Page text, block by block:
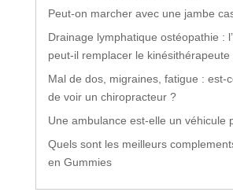
Peut-on marcher avec une jambe
Drainage lymphatique ostéopathie :
peut-il remplacer le kinésithérapeute
Mal de dos, migraines, fatigue : est-
de voir un chiropracteur ?
Une ambulance est-elle un véhicule
Quels sont les meilleurs
en Gummies